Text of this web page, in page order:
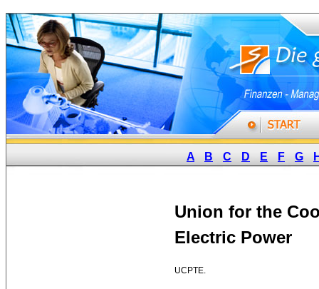
A B C D E F G
Union for the
Electric Power
UCPTE.